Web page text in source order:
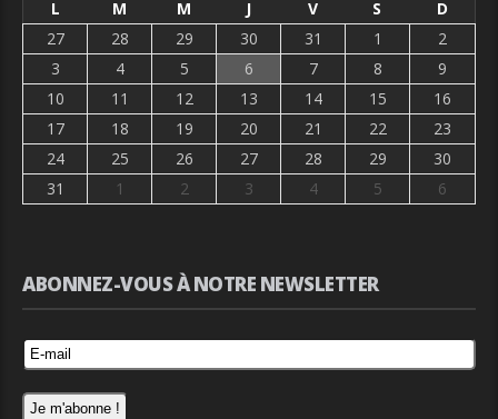
L M M J V S
D
27
28 29 30 31 1
2
3
4 5 6 7 8
9
10
11 12 13 14 15
16
17
18 19 20 21 22
23
24
25 26 27 28 29
30
31
1 2 3 4 5 6
ABONNEZ-VOUS À NOTRE NEWSLETTER